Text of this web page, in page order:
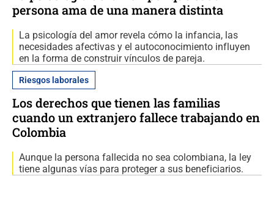
persona ama de una manera distinta
La psicología del amor revela cómo la infancia, las
necesidades afectivas y el autoconocimiento influyen
en la forma de construir vínculos de pareja.
Riesgos laborales
Los derechos que tienen las familias
cuando un extranjero fallece trabajando en
Colombia
Aunque la persona fallecida no sea colombiana, la ley
tiene algunas vías para proteger a sus beneficiarios.